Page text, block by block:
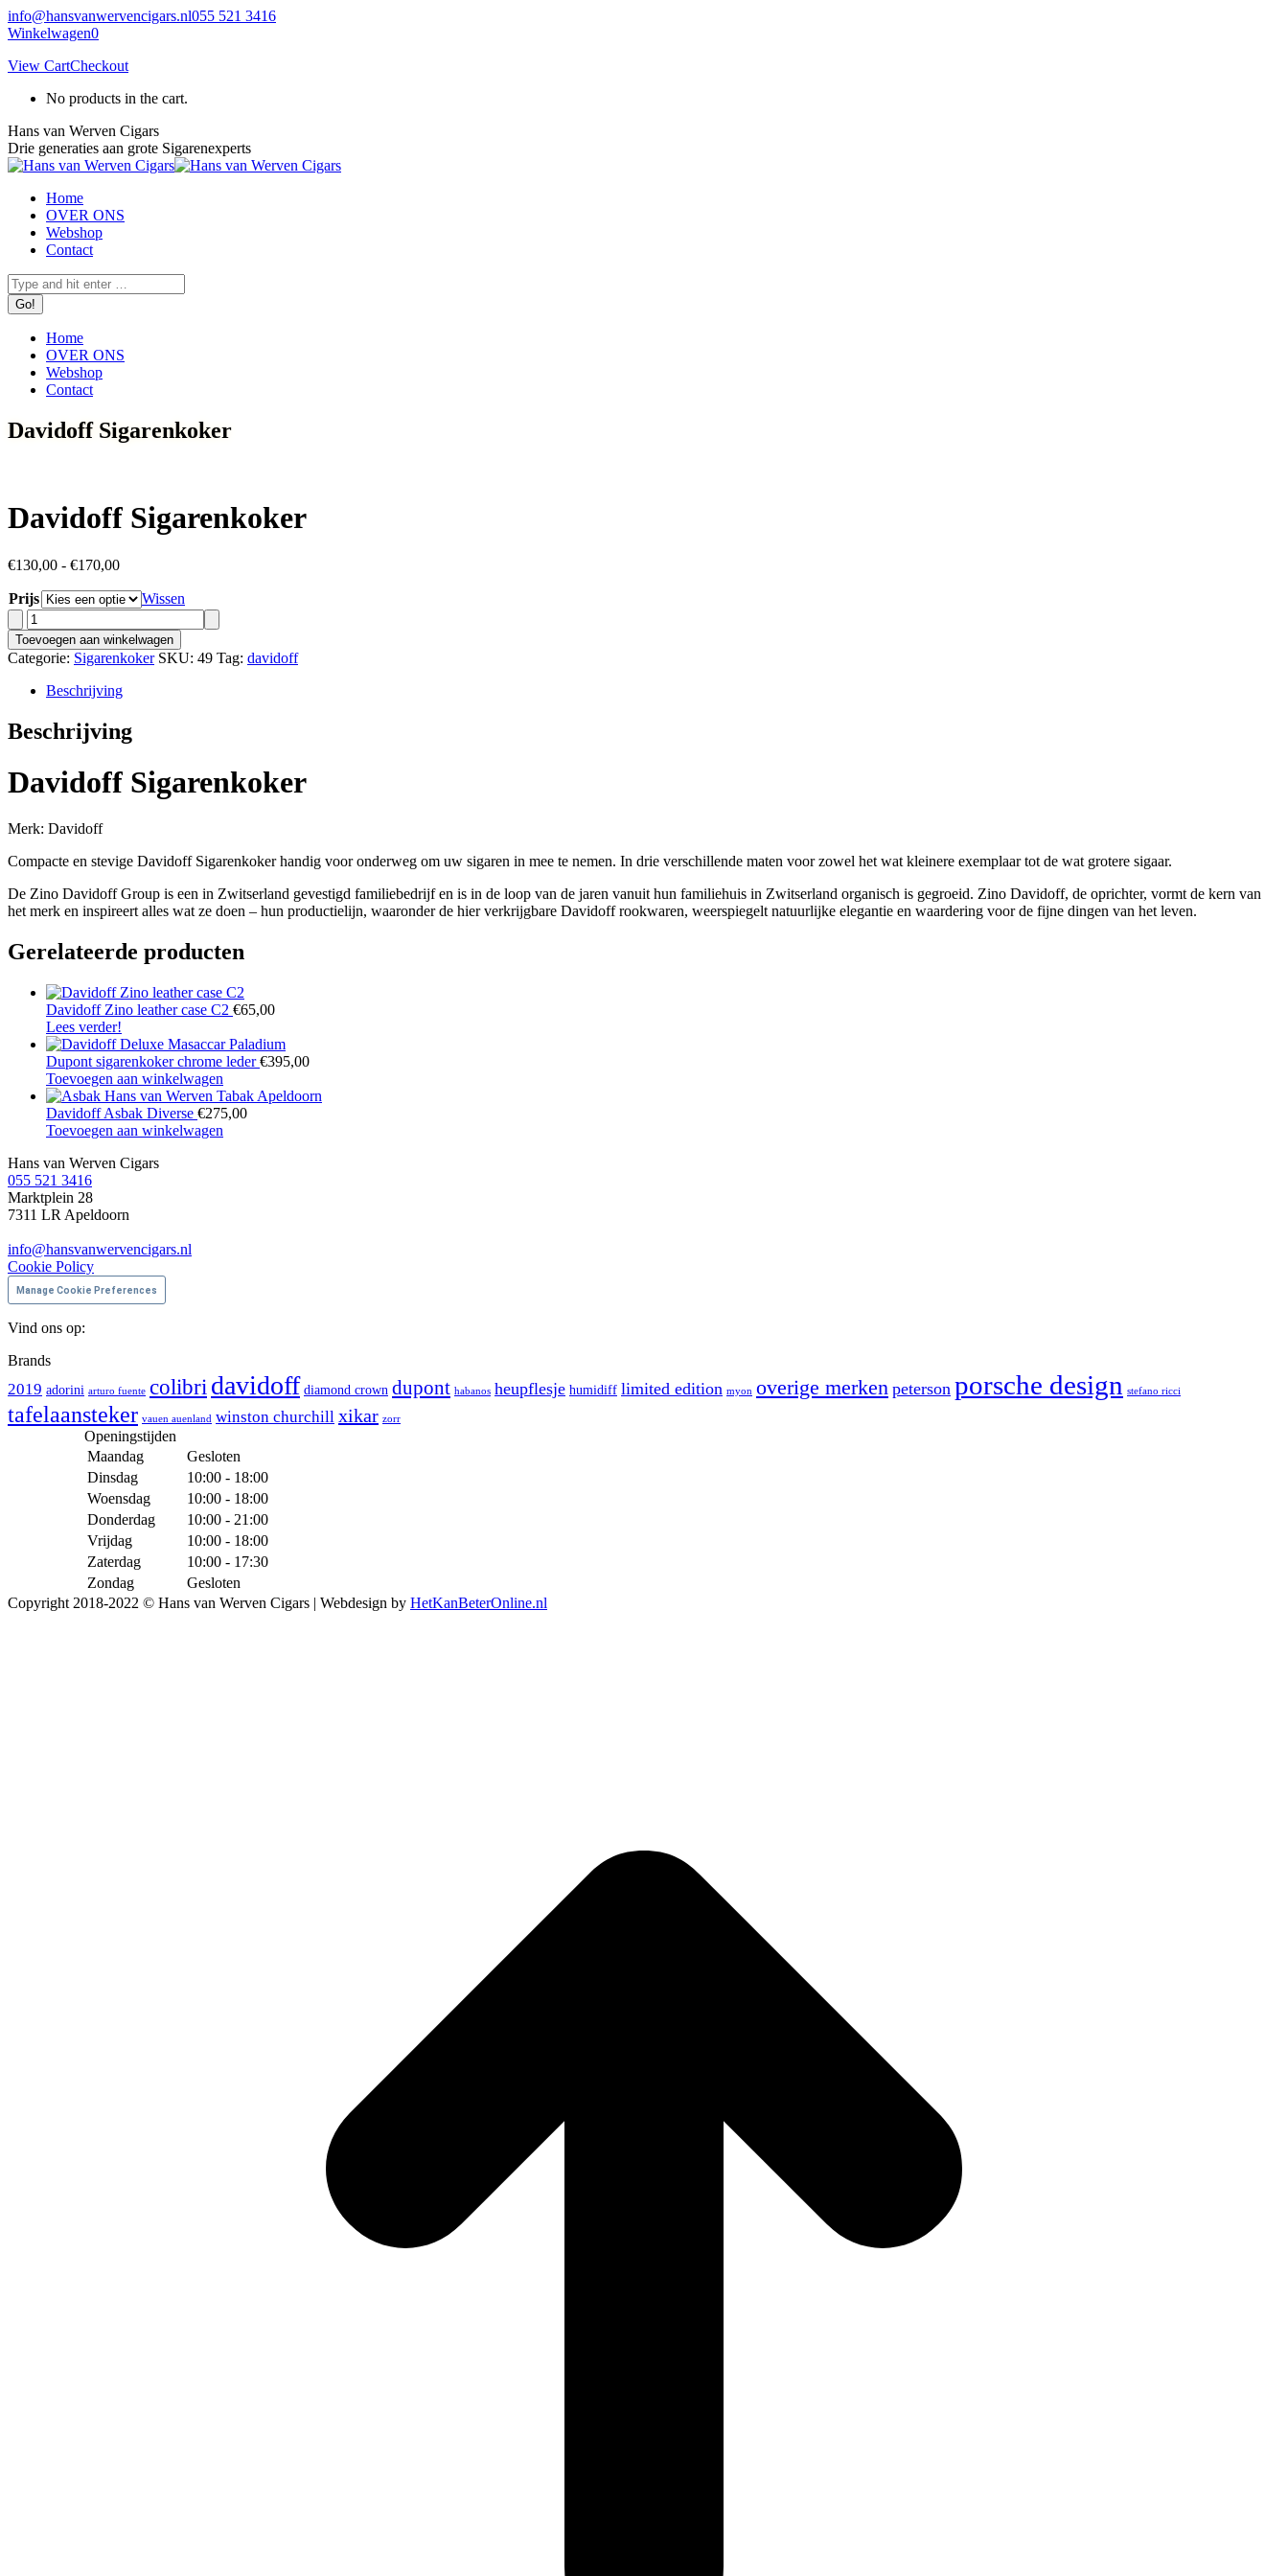
Skip
to
info@hansvanwervencigars.nl055 521 3416
Winkelwagen0
View CartCheckout
No products in the cart.
Hans van Werven Cigars
Drie generaties aan grote Sigarenexperts
Home
OVER ONS
Webshop
Contact
Facebook
page
opens
new
window
Instagram
page
opens
new
window
Search:
Home
OVER ONS
Webshop
Contact
Davidoff Sigarenkoker
Davidoff Sigarenkoker
€130,00 - €170,00Prijsklasse:
tot
€170,00
Prijs
Wissen
Davidoff
Sigarenkoker
aantal
Toevoegen aan winkelwagen
Categorie: Sigarenkoker SKU: 49 Tag: davidoff
Beschrijving
Beschrijving
Davidoff Sigarenkoker
Merk: Davidoff
Compacte en stevige Davidoff Sigarenkoker handig voor onderweg om uw sigaren in mee te nemen. In drie verschillende maten voor zowel het wat kleinere exemplaar tot de wat grotere sigaar.
De Zino Davidoff Group is een in Zwitserland gevestigd familiebedrijf en is in de loop van de jaren vanuit hun familiehuis in Zwitserland organisch is gegroeid. Zino Davidoff, de oprichter, vormt de kern van
het merk en inspireert alles wat ze doen – hun productielijn, waaronder de hier verkrijgbare Davidoff rookwaren, weerspiegelt natuurlijke elegantie en waardering voor de fijne dingen van het leven.
Gerelateerde producten
Davidoff Zino leather case C2 €65,00
Lees verder!
Dupont sigarenkoker chrome leder€395,00
Toevoegen aan winkelwagen
Davidoff Asbak Diverse €275,00
Toevoegen aan winkelwagen
Hans van Werven Cigars
055 521 3416
Marktplein 28
7311 LR Apeldoorn
info@hansvanwervencigars.nl
Cookie Policy
Manage Cookie Preferences
Vind ons op:
Facebook
opens
in
new
Instagram
opens
in
new
Brands
2019 adorini arturo fuente colibridavidoff diamond crown dupont habanos heupflesje humidiff limited edition myon overige merken peterson porsche design stefano ricci
tafelaansteker vauen auenland winston churchill xikar zorr
Openingstijden
Maandag
Gesloten
Dinsdag
10:00 - 18:00
Woensdag
10:00 - 18:00
Donderdag
10:00 - 21:00
Vrijdag
10:00 - 18:00
Zaterdag
10:00 - 17:30
Zondag
Gesloten
Copyright 2018-2022 © Hans van Werven Cigars | Webdesign by HetKanBeterOnline.nl